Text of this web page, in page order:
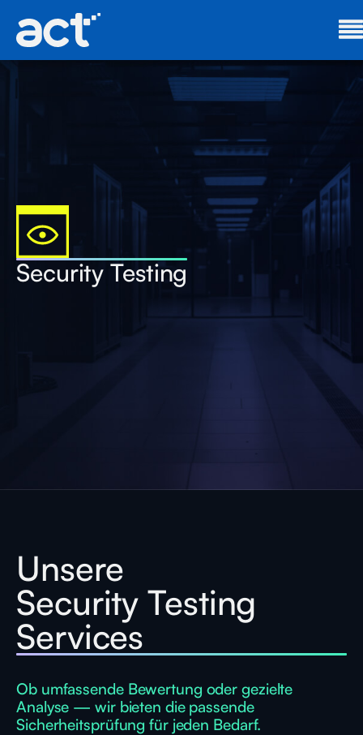
Security Testing
Unsere
Security Testing
Services
Ob umfassende Bewertung oder gezielte
Analyse — wir bieten die passende
Sicherheitsprüfung für jeden Bedarf.